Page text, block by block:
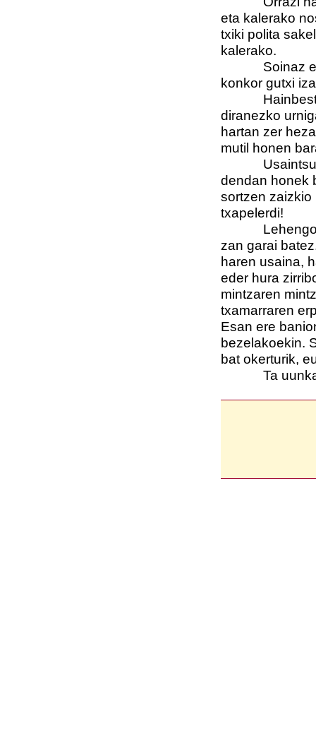
eta kalerako
txiki polita
kalerako.
Soinaz ere
konkor gutxi
diranezko
hartan zer
mutil honen
Usaintsu da
dendan honek
sortzen zaizkio
txapelerdi!
Lehengo
zan garai
haren usaina,
eder hura
mintzaren
txamarraren
Esan ere
bezelakoekin.
bat okerturik,
Ta uunka,